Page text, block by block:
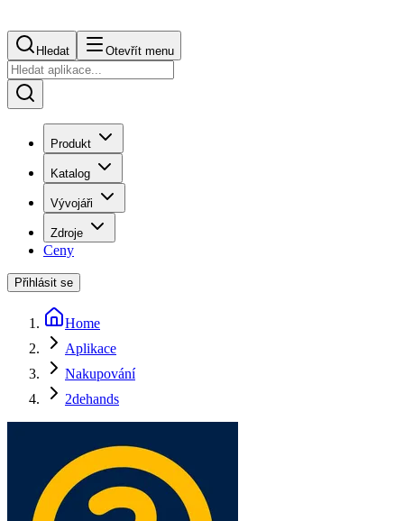
Hledat Otevřít menu
Produkt
Katalog
Vývojáři
Zdroje
Ceny
Přihlásit se
Home
Aplikace
Nakupování
2dehands